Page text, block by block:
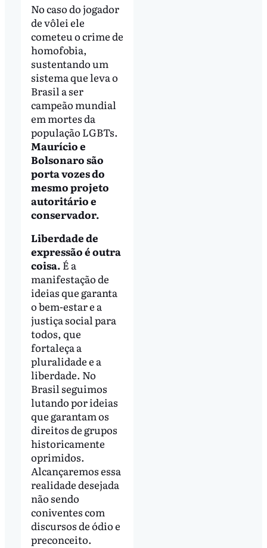
No caso do jogador
de vôlei ele
cometeu o crime de
homofobia,
sustentando um
sistema que leva o
Brasil a ser
campeão mundial
em mortes da
população LGBTs.
Maurício e
Bolsonaro são
porta vozes do
mesmo projeto
autoritário e
conservador.
Liberdade de
expressão é outra
coisa. É a
manifestação de
ideias que garanta
o bem-estar e a
justiça social para
todos, que
fortaleça a
pluralidade e a
liberdade. No
Brasil seguimos
lutando por ideias
que garantam os
direitos de grupos
historicamente
oprimidos.
Alcançaremos essa
realidade desejada
não sendo
coniventes com
discursos de ódio e
preconceito.